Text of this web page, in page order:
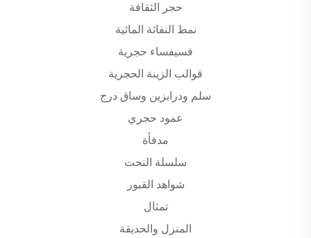
حجر الثقافة
نمط النفاثة المائية
فسيفساء حجرية
قوالب الزينة الحجرية
سلم ودرابزين وساق درج
عمود حجري
مدفأة
سلسلة النحت
شواهد القبور
تمثال
المنزل والحديقة